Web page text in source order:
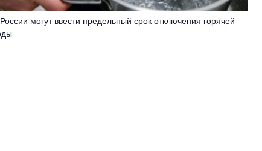
могут ввести предельный срок отключения горячей